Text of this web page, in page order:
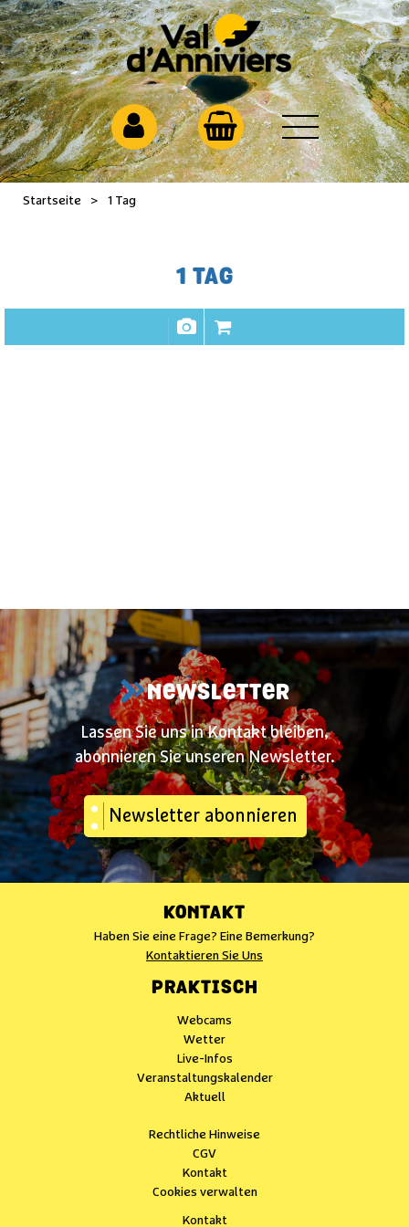
Startseite > 1 Tag
1 TAG
NEWSLETTER
Lassen Sie uns in Kontakt bleiben,
abonnieren Sie unseren Newsletter.
Newsletter abonnieren
KONTAKT
Haben Sie eine Frage? Eine Bemerkung?
Kontaktieren Sie Uns
PRAKTISCH
Webcams
Wetter
Live-Infos
Veranstaltungskalender
Aktuell
Rechtliche Hinweise
CGV
Kontakt
Cookies verwalten
Kontakt